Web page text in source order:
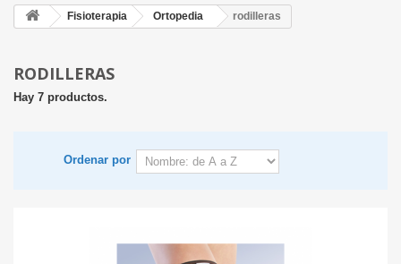
Fisioterapia Ortopedia rodilleras
RODILLERAS
Hay 7 productos.
Ordenar por